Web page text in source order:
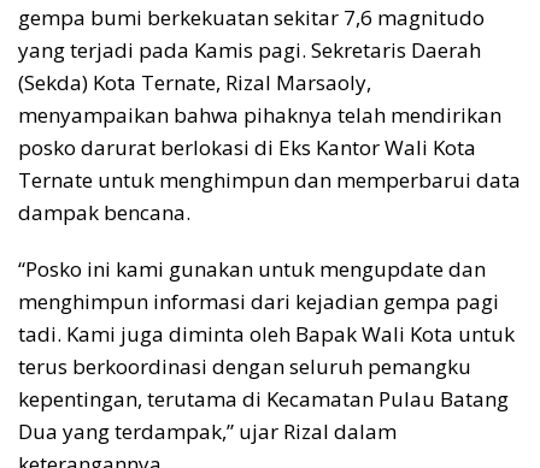
gempa bumi berkekuatan sekitar 7,6 magnitudo
yang terjadi pada Kamis pagi. Sekretaris Daerah
(Sekda) Kota Ternate, Rizal Marsaoly,
menyampaikan bahwa pihaknya telah mendirikan
posko darurat berlokasi di Eks Kantor Wali Kota
Ternate untuk menghimpun dan memperbarui data
dampak bencana.
“Posko ini kami gunakan untuk mengupdate dan
menghimpun informasi dari kejadian gempa pagi
tadi. Kami juga diminta oleh Bapak Wali Kota untuk
terus berkoordinasi dengan seluruh pemangku
kepentingan, terutama di Kecamatan Pulau Batang
Dua yang terdampak,” ujar Rizal dalam